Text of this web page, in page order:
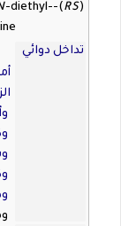
(
RS
)-
-diethyl-
تداخل دوائي